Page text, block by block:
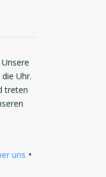
Uhr.
treten
uns •